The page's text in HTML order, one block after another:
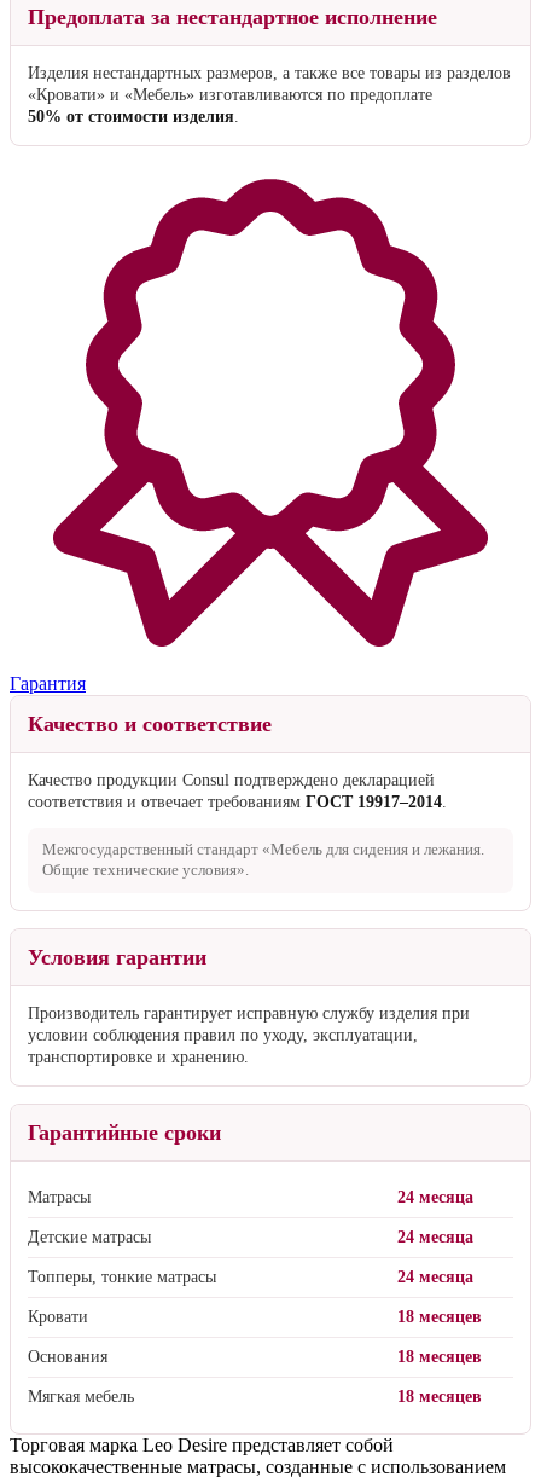
Предоплата за нестандартное исполнение
Изделия нестандартных размеров, а также все товары из разделов
«Кровати» и «Мебель» изготавливаются по предоплате
50% от стоимости изделия
Гарантия
Качество и соответствие
Качество продукции Consul подтверждено декларацией
соответствия и отвечает требованиям ГОСТ 19917–2014
Межгосударственный стандарт «Мебель для сидения и лежания.
Общие технические условия».
Условия гарантии
Производитель гарантирует исправную службу изделия при
условии соблюдения правил по уходу, эксплуатации,
транспортировке и хранению.
Гарантийные сроки
Матрасы 24 месяца
Детские матрасы 24 месяца
Топперы, тонкие матрасы 24 месяца
Кровати 18 месяцев
Основания 18 месяцев
Мягкая мебель 18 месяцев
Торговая марка Leo Desire представляет собой
высококачественные матрасы, созданные с использованием